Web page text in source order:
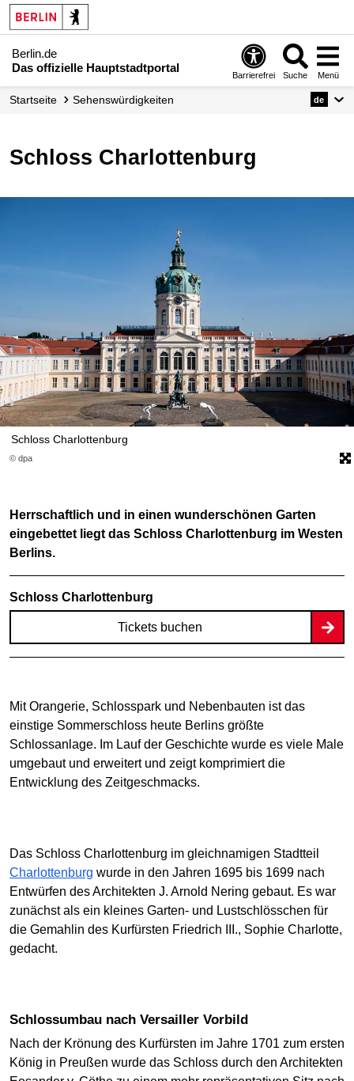
Berlin.de
Das offizielle Hauptstadtportal
Barrierefrei Suche Menü
Startseite Sehenswürdigkeiten de
Schloss Charlottenburg
© dpa
Schloss Charlottenburg
Herrschaftlich und in einen wunderschönen Garten
eingebettet liegt das Schloss Charlottenburg im Westen
Berlins.
Schloss Charlottenburg
Tickets buchen
Mit Orangerie, Schlosspark und Nebenbauten ist das
einstige Sommerschloss heute Berlins größte
Schlossanlage. Im Lauf der Geschichte wurde es viele Male
umgebaut und erweitert und zeigt komprimiert die
Entwicklung des Zeitgeschmacks.
Das Schloss Charlottenburg im gleichnamigen Stadtteil
Charlottenburg wurde in den Jahren 1695 bis 1699 nach
Entwürfen des Architekten J. Arnold Nering gebaut. Es war
zunächst als ein kleines Garten- und Lustschlösschen für
die Gemahlin des Kurfürsten Friedrich III., Sophie Charlotte,
gedacht.
Schlossumbau nach Versailler Vorbild
Nach der Krönung des Kurfürsten im Jahre 1701 zum ersten
König in Preußen wurde das Schloss durch den Architekten